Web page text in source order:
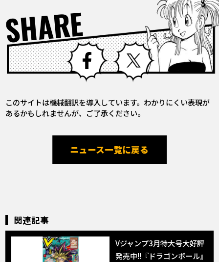
SHARE Facebook X
このサイトは機械翻訳を導入しています。わかりにくい表現が
あるかもしれませんが、ご了承ください。
ニュース一覧に戻る
関連記事
Vジャンプ3月特大号大好評
発売中!!『ドラゴンボール』